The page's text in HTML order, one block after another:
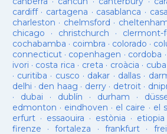
cardiff· cartagena · casablanca ·
charleston · chelmsford ·
chicago · christchurch · clermont-
cochabamba · coimbra · colorado ·
connecticut· copenhagen · cordoba ·
ivori · costa rica · creta · croàcia · cuba
· curitiba · cusco · dakar · dallas ·
delhi · den haag · derry· detroit·
· dubai · dublín · durham ·
edmonton · eindhoven · el caire · el
erfurt· essaouira · estònia · etiopia
firenze ·fortaleza · frankfurt·